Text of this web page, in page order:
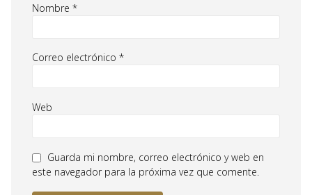
Nombre *
Correo electrónico *
Web
Guarda mi nombre, correo electrónico y web en
este navegador para la próxima vez que comente.